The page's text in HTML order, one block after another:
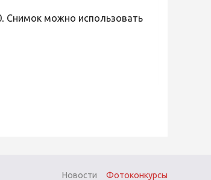
Снимок можно использовать
Новости Фотоконкурсы